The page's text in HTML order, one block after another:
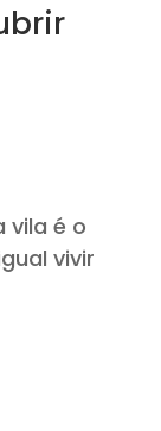
vila é o
vivir